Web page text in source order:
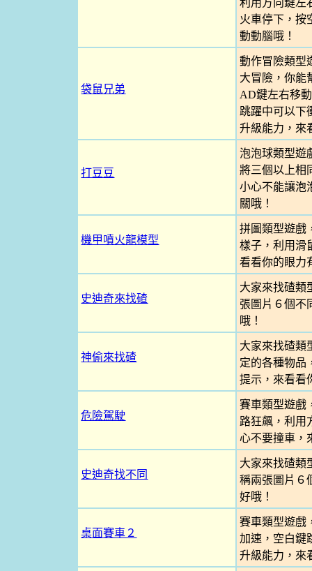
利用方向鍵左
火車停下，按
動動腦哦！
袋鼠兄弟
動作冒險類型
大冒險，你能
AD鍵左右移
跳躍中可以下
升級能力，來
打豆豆
泡泡球類型遊
將三個以上相
小心不能讓泡
關哦！
機甲噴火龍模型
拼圖類型遊戲
樣子，利用滑
看看你的眼力
史迪奇來找碴
大家來找碴類
張圖片６個不
哦！
神偷來找碴
大家來找碴類
定的各種物品
提示，來看看
危險駕駛
賽車類型遊戲
路狂飆，利用
心不要撞車，
史迪奇找不同
大家來找碴類
稱兩張圖片６
好哦！
桌面賽車２
賽車類型遊戲
加速，空白鍵
升級能力，來